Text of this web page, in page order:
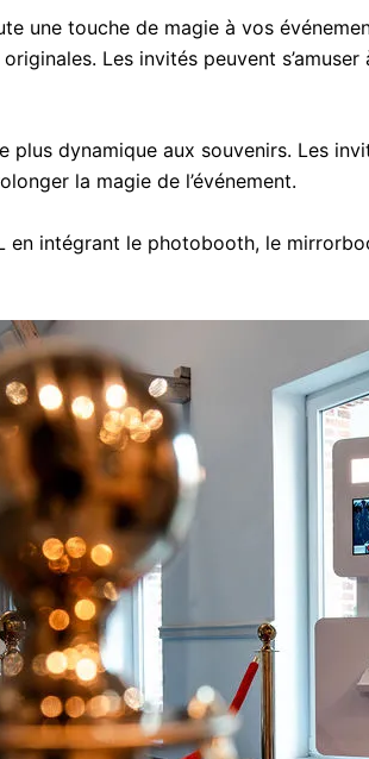
une touche de magie à vos
Les invités peuvent
dynamique aux souvenirs. Les
la magie de l’événement.
en intégrant le photobooth, le